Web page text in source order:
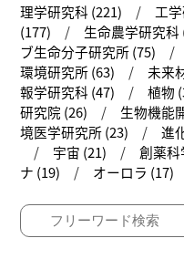
理学研究科 (221) 工
(177)
生命農学研究科
ブ生命分子研究所 (75)
環境研究所 (63)
未来
報学研究科 (47)
植物
研究院 (26)
生物機能
境医学研究所 (23)
進
宇宙 (21)
創薬科
ナ (19)
オーロラ (17)